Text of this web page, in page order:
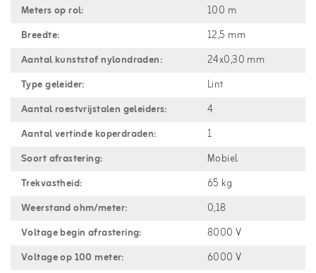
Meters op rol:
100 m
Breedte:
12,5 mm
Aantal kunststof nylondraden:
24x0,30 mm
Type geleider:
Lint
Aantal roestvrijstalen geleiders:
4
Aantal vertinde koperdraden:
1
Soort afrastering:
Mobiel
Trekvastheid:
65 kg
Weerstand ohm/meter:
0,18
Voltage begin afrastering:
8000 V
Voltage op 100 meter:
6000 V